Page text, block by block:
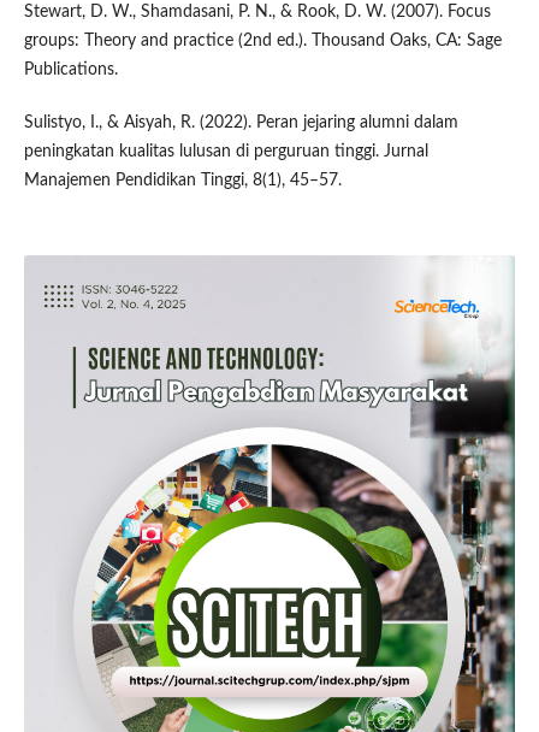
Stewart, D. W., Shamdasani, P. N., & Rook, D. W. (2007). Focus
groups: Theory and practice (2nd ed.). Thousand Oaks, CA: Sage
Publications.
Sulistyo, I., & Aisyah, R. (2022). Peran jejaring alumni dalam
peningkatan kualitas lulusan di perguruan tinggi. Jurnal
Manajemen Pendidikan Tinggi, 8(1), 45–57.